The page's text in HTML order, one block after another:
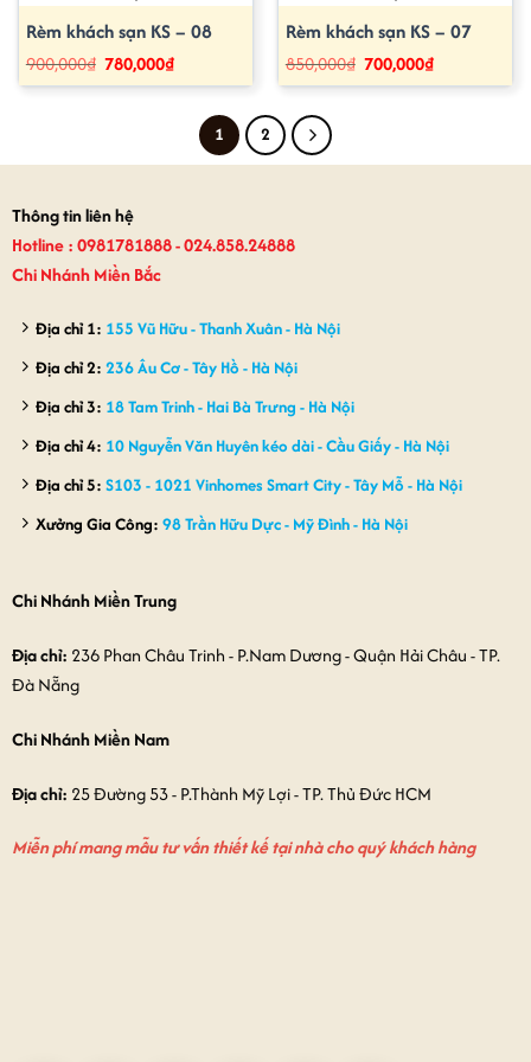
Rèm khách sạn KS – 08
900,000₫ Giá
gốc
là:
780,000₫Giá
hiện
tại
780,000₫.
Rèm khách sạn KS – 07
850,000₫ Giá
gốc
là:
700,000₫Giá
hiện
tại
1 2
Thông tin liên hệ
Hotline : 0981781888 - 024.858.24888
Chi Nhánh Miền Bắc
Địa chỉ 1: 155 Vũ Hữu - Thanh Xuân - Hà Nội
Địa chỉ 2: 236 Âu Cơ - Tây Hồ - Hà Nội
Địa chỉ 3: 18 Tam Trinh - Hai Bà Trưng - Hà Nội
Địa chỉ 4: 10 Nguyễn Văn Huyên kéo dài - Cầu Giấy - Hà Nội
Địa chỉ 5: S103 - 1021 Vinhomes Smart City - Tây Mỗ - Hà Nội
Xưởng Gia Công: 98 Trần Hữu Dực - Mỹ Đình - Hà Nội
Chi Nhánh Miền Trung
Địa chỉ: 236 Phan Châu Trinh - P.Nam Dương - Quận Hải Châu - TP.
Đà Nẵng
Chi Nhánh Miền Nam
Địa chỉ: 25 Đường 53 - P.Thành Mỹ Lợi - TP. Thủ Đức HCM
Miễn phí mang mẫu tư vấn thiết kế tại nhà cho quý khách hàng